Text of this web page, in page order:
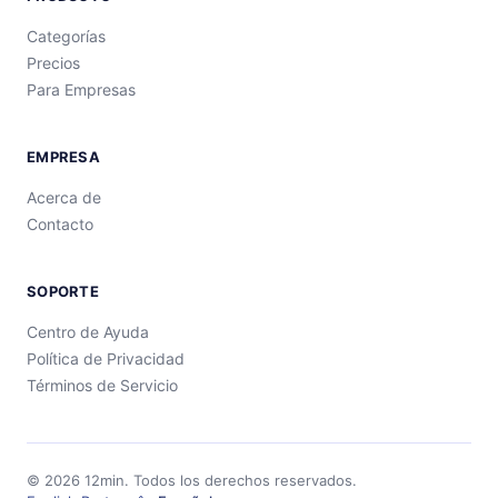
Categorías
Precios
Para Empresas
EMPRESA
Acerca de
Contacto
SOPORTE
Centro de Ayuda
Política de Privacidad
Términos de Servicio
© 2026 12min. Todos los derechos reservados.